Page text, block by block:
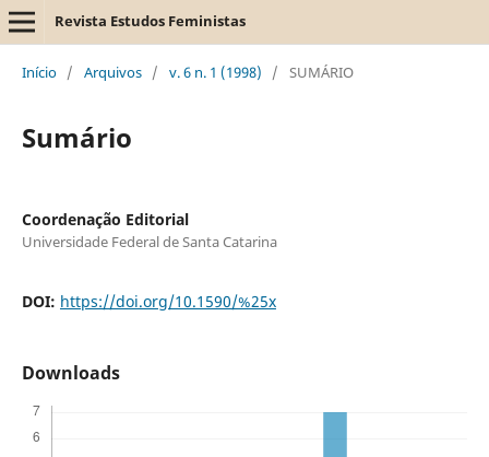
Revista Estudos Feministas
Início / Arquivos / v. 6 n. 1 (1998) / SUMÁRIO
Sumário
Coordenação Editorial
Universidade Federal de Santa Catarina
DOI: https://doi.org/10.1590/%25x
Downloads